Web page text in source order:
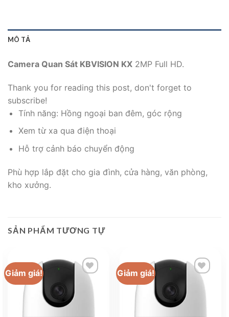
MÔ TẢ
Camera Quan Sát KBVISION KX 2MP Full HD.
Thank you for reading this post, don't forget to
subscribe!
Tính năng: Hồng ngoại ban đêm, góc rộng
Xem từ xa qua điện thoại
Hỗ trợ cảnh báo chuyển động
Phù hợp lắp đặt cho gia đình, cửa hàng, văn phòng,
kho xưởng.
SẢN PHẨM TƯƠNG TỰ
Giảm giá! Giảm giá!